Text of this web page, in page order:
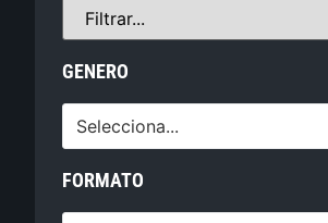
GENERO
Selecciona...
FORMATO